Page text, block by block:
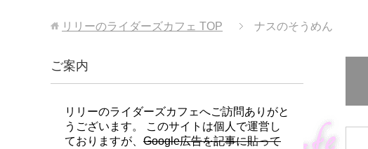
リリーのライダーズカフェ TOP ナスのそうめん
ご案内
リリーのライダーズカフェへご訪問ありがと
うございます。 このサイトは個人で運営し
ておりますが、 Google広告を記事に貼って